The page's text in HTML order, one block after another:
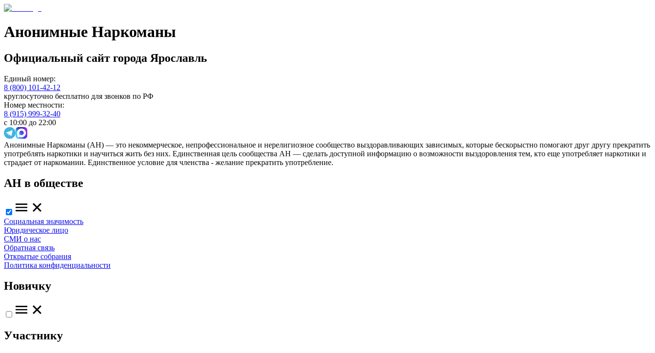
Анонимные Наркоманы
Официальный сайт города Ярославль
Единый номер:
8 (800) 101-42-12
круглосуточно бесплатно для звонков по РФ
Номер местности:
8 (915) 999-32-40
с 10:00 до 22:00
Анонимные Наркоманы (АН) — это некоммерческое, непрофессиональное и нерелигиозное сообщество выздоравливающих зависимых, которые бескорыстно помогают друг другу прекратить
употреблять наркотики и научиться жить без них. Единственная цель сообщества АН — сделать доступной информацию о возможности выздоровления тем, кто еще употребляет наркотики и
страдает от наркомании. Единственное условие для членства - желание прекратить употребление.
АН в обществе
Социальная значимость
Юридическое лицо
СМИ о нас
Обратная связь
Открытые собрания
Политика конфиденциальности
Новичку
Участнику